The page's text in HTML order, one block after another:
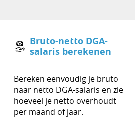
Bruto-netto DGA-
salaris berekenen
Bereken eenvoudig je bruto
naar netto DGA-salaris en zie
hoeveel je netto overhoudt
per maand of jaar.